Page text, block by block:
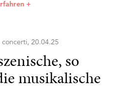
+
concerti, 20.04.25
so
musikalische